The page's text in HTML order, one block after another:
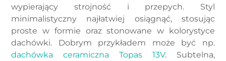
wypierający strojność i przepych. Styl
minimalistyczny najłatwiej osiągnąć, stosując
proste w formie oraz stonowane w kolorystyce
dachówki. Dobrym przykładem może być np.
dachówka ceramiczna Topas 13V. Subtelna,